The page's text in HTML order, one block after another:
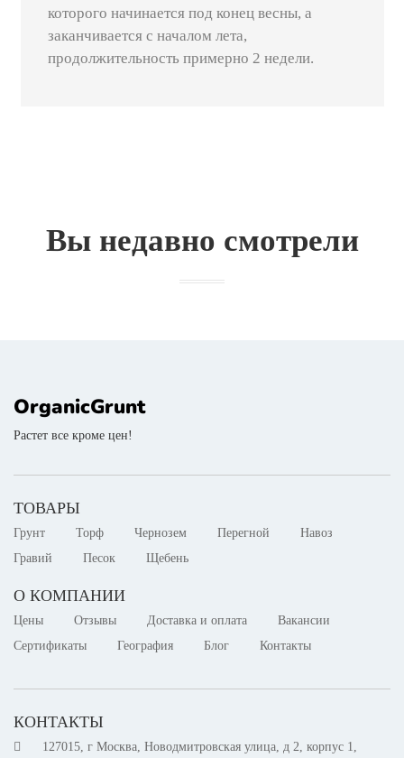
которого начинается под конец весны, а
заканчивается с началом лета,
продолжительность примерно 2 недели.
Вы недавно смотрели
OrganicGrunt
Растет все кроме цен!
ТОВАРЫ
Грунт Торф Чернозем Перегной
Навоз
Гравий
Песок Щебень
О КОМПАНИИ
Цены Отзывы Доставка и оплата
Вакансии
Сертификаты
География Блог Контакты
КОНТАКТЫ
127015, г Москва, Новодмитровская улица, д 2, корпус 1,